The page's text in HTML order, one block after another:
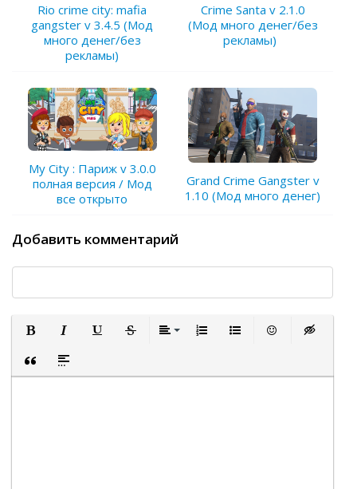
Rio crime city: mafia
gangster v 3.4.5 (Мод
много денег/без
рекламы)
Crime Santa v 2.1.0
(Мод много денег/без
рекламы)
My City : Париж v 3.0.0
полная версия / Мод
все открыто
Grand Crime Gangster v
1.10 (Мод много денег)
Добавить комментарий
Вставка цитаты
Вставка спойлера